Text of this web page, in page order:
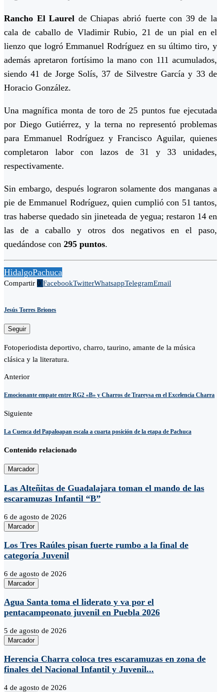
Rancho El Laurel de Chiapas abrió fuerte con 39 de la
cala de caballo de Vladimir Rubio, 21 de un pial en el
lienzo que logró Emmanuel Rodríguez en su último tiro, y
además apretaron fortísimo la mano con 111 acumulados,
siendo 41 de Jorge Solís, 37 de Silvestre García y 33 de
Horacio González.
Una magnífica monta de toro de 25 puntos fue ejecutada
por Diego Gutiérrez, y la terna no representó problemas
para Emmanuel Rodríguez y Francisco Aguilar, quienes
completaron labor con lazos de 31 y 33 unidades,
respectivamente.
Sin embargo, después lograron solamente dos manganas a
pie de Emmanuel Rodríguez, quien cumplió con 51 tantos,
tras haberse quedado sin jineteada de yegua; restaron 14 en
las de a caballo y otros dos negativos en el paso,
quedándose con 295 puntos.
HidalgoPachuca
Compartir 0 FacebookTwitterWhatsappTelegramEmail
Jesús Torres Briones
Seguir
Fotoperiodista deportivo, charro, taurino, amante de la música
clásica y la literatura.
Anterior
Emocionante empate entre RG2 «B» y Charros de Trareysa en el Excelencia Charra
Siguiente
La Cuenca del Papaloapan escala a cuarta posición de la etapa de Pachuca
Contenido relacionado
Marcador
Las Alteñitas de Guadalajara toman el mando de las
escaramuzas Infantil “B”
6 de agosto de 2026
Marcador
Los Tres Raúles pisan fuerte rumbo a la final de
categoría Juvenil
6 de agosto de 2026
Marcador
Agua Santa toma el liderato y va por el
pentacampeonato juvenil en Puebla 2026
5 de agosto de 2026
Marcador
Herencia Charra coloca tres escaramuzas en zona de
finales del Nacional Infantil y Juvenil...
4 de agosto de 2026